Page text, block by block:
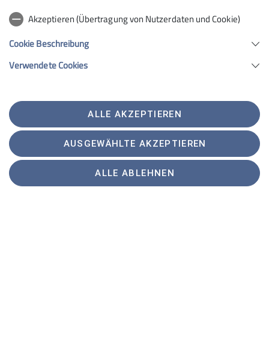
wachsen, welches auch im neuen Jahr „nicht loslassen
wird“.
Manfred Mauler (Stützpunktleitung SFG und Leiter
Akzeptieren (Übertragung von Nutzerdaten und Cookie)
Cookie Beschreibung
Verwendete Cookies
ALLE AKZEPTIEREN
AUSGEWÄHLTE AKZEPTIEREN
ALLE ABLEHNEN